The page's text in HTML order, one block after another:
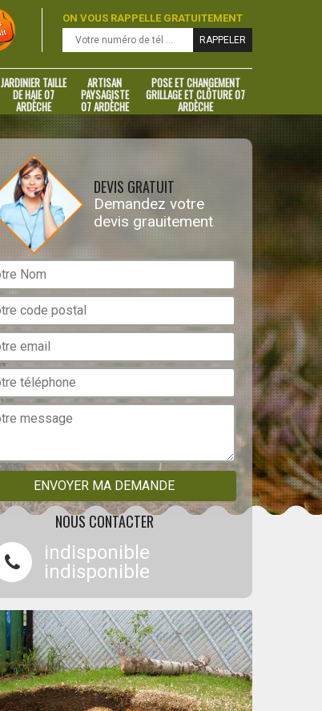
ON VOUS RAPPELLE GRATUITEMENT
JARDINIER TAILLE
DE HAIE 07
ARDÈCHE
ARTISAN
PAYSAGISTE
07 ARDÈCHE
POSE ET CHANGEMENT
GRILLAGE ET CLÔTURE 07
ARDÈCHE
DEVIS GRATUIT
Demandez votre
devis grauitement
NOUS CONTACTER
indisponible
indisponible